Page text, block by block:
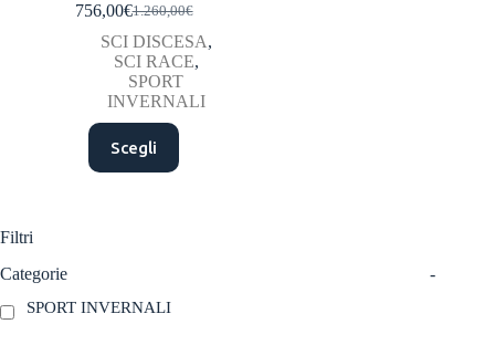
1.260,00€
Il
prezzo
originale
era:
1.260,00€.
756,00€Il
prezzo
attuale
è:
756,00€.
SCI DISCESA,
SCI RACE,
SPORT
INVERNALI
Scegli
Questo
prodotto
ha
scelte
Filtri
Categorie
-
SPORT INVERNALI